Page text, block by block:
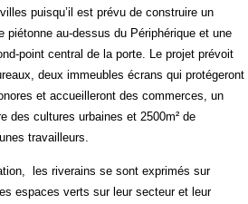
puisqu’il est prévu de construire un
piétonne au-dessus du Périphérique et une
point central de la porte. Le projet prévoit
deux immeubles écrans qui protégeront
et accueilleront des commerces, un
des cultures urbaines et 2500m² de
travailleurs.
les riverains se sont exprimés sur
espaces verts sur leur secteur et leur